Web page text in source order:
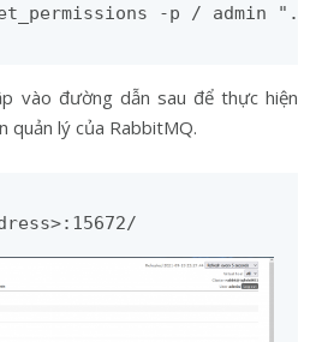
vào đường dẫn sau để thực hiện
quản lý của RabbitMQ.